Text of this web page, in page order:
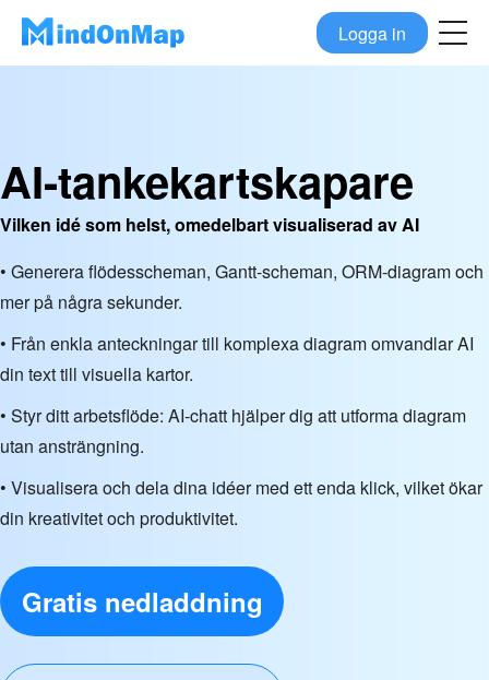
Logga in
AI-tankekartskapare
Vilken idé som helst, omedelbart visualiserad av AI
• Generera flödesscheman, Gantt-scheman, ORM-diagram och
mer på några sekunder.
• Från enkla anteckningar till komplexa diagram omvandlar AI
din text till visuella kartor.
• Styr ditt arbetsflöde: AI-chatt hjälper dig att utforma diagram
utan ansträngning.
• Visualisera och dela dina idéer med ett enda klick, vilket ökar
din kreativitet och produktivitet.
Gratis nedladdning